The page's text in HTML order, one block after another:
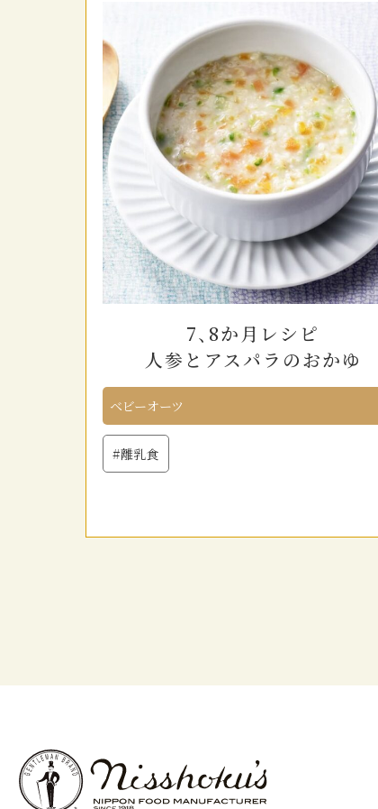
7、8か月レシピ
人参とアスパラのおかゆ
ベビーオーツ
#離乳食